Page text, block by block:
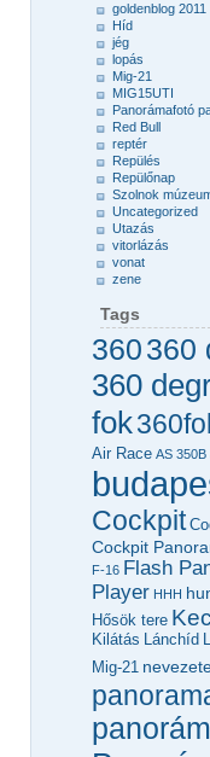
goldenblog 2011
Híd
jég
lopás
Mig-21
MIG15UTI
Panorámafotó
Red Bull
reptér
Repülés
Repülőnap
Szolnok
Uncategorized
Utazás
vitorlázás
vonat
zene
Tags
360360
360
fok
Air Race AS 350B
Cockpit
Cockpit
F-16 Flash
Player HHH
Hősök tere
Kilátás Lánchíd
Mig-21